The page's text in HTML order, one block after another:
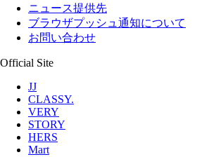
ニュース提供先
ブラウザプッシュ通知について
お問い合わせ
Official Site
JJ
CLASSY.
VERY
STORY
HERS
Mart